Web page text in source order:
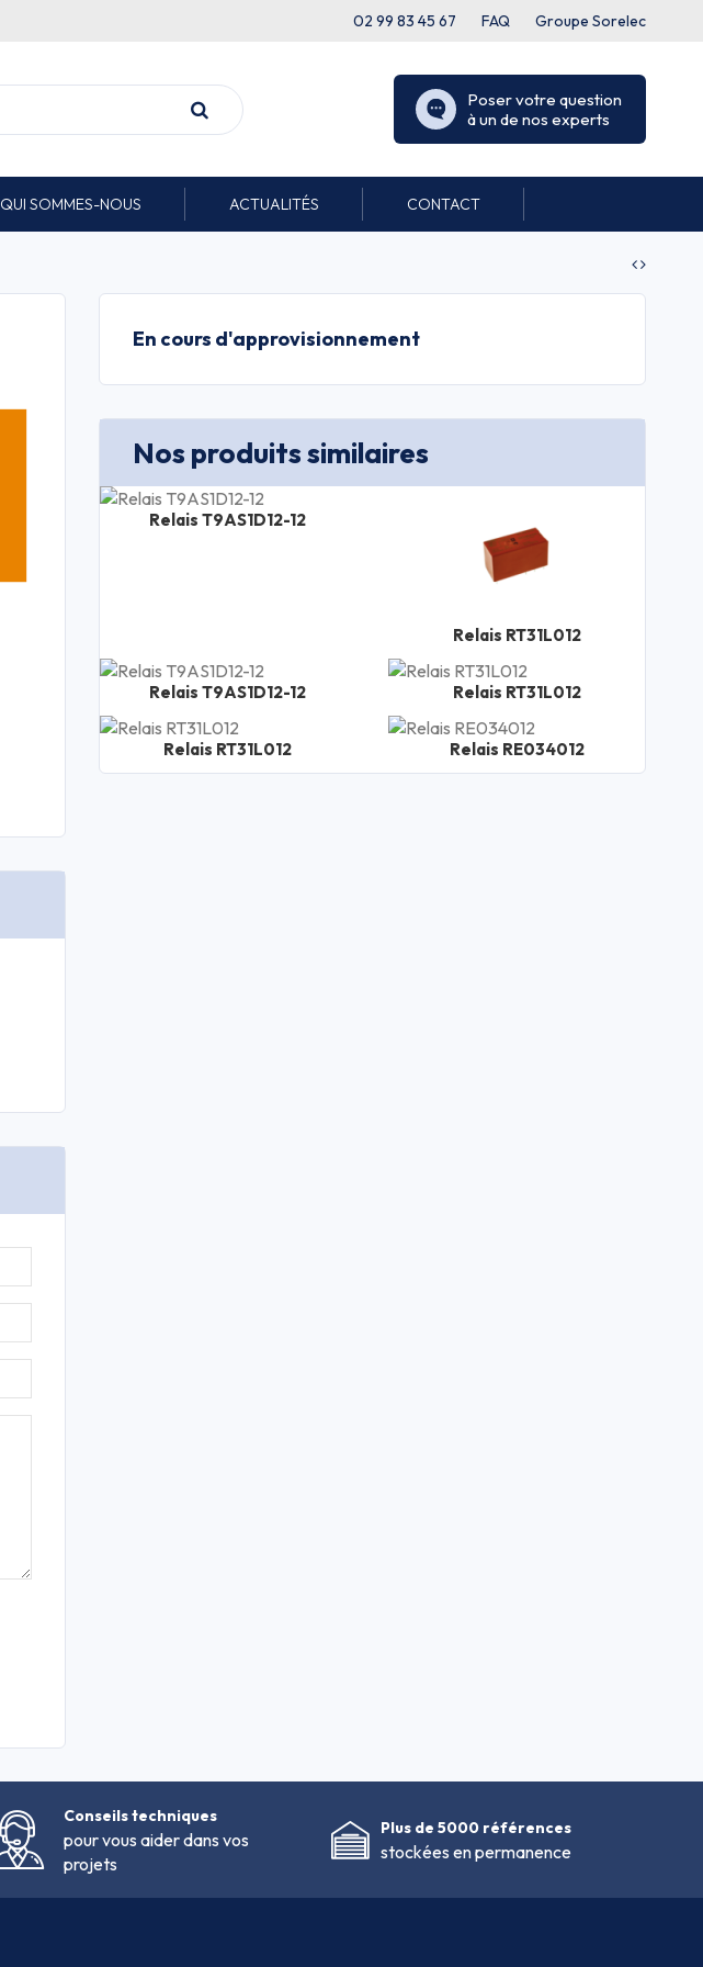
02 99 83 45 67 FAQ Groupe Sorelec
Poser votre question
à un de nos experts
QUI SOMMES-NOUS ACTUALITÉS CONTACT
En cours d'approvisionnement
Nos produits similaires
Relais T9AS1D12-12
Relais RT31L012
Relais T9AS1D12-12 Relais RT31L012
Relais RT31L012 Relais RE034012
Conseils techniques
pour vous aider dans vos
projets
Plus de 5000 références
stockées en permanence